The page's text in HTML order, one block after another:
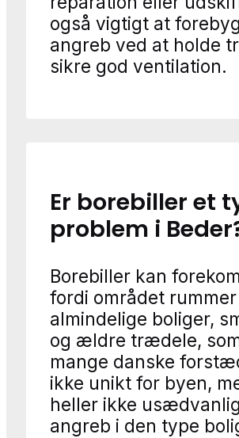
også vigtigt at
angreb ved at holde
sikre god ventilation.
Er borebiller et
problem i
Borebiller kan
fordi området
almindelige boliger,
og ældre trædele,
mange danske
ikke unikt for byen,
heller ikke
angreb i den type